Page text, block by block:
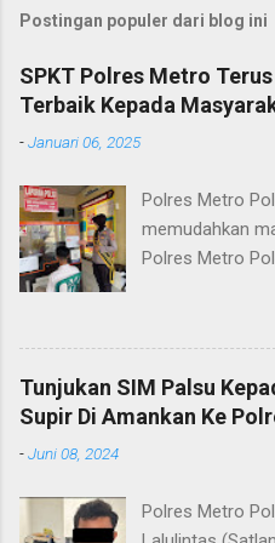
Postingan populer dari blog ini
SPKT Polres Metro
Terbaik Kepada
-Januari 06, 2025
Polres Metro
memudahkan
Polres Metro
terkait layanan
pelayanan
kepada
mewujudkan
Heri Sulistyo
Tunjukan SIM Palsu
Supir Di Amankan Ke
-Juni 08, 2024
Polres Metro